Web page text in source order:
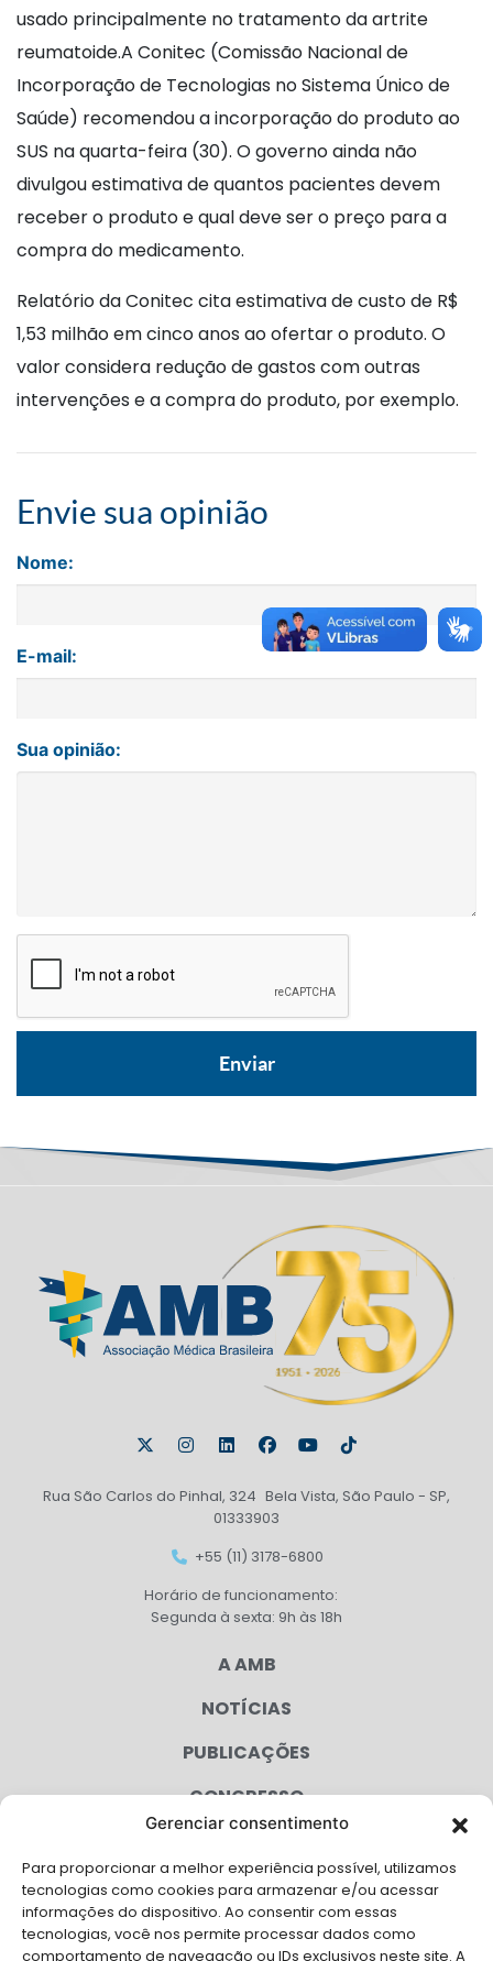
Gerenciar consentimento
Para proporcionar a melhor experiência possível, utilizamos
tecnologias como cookies para armazenar e/ou acessar
informações do dispositivo. Ao consentir com essas
tecnologias, você nos permite processar dados como
comportamento de navegação ou IDs exclusivos neste site. A
usado principalmente no tratamento da artrite
reumatoide.A Conitec (Comissão Nacional de
Incorporação de Tecnologias no Sistema Único de
Saúde) recomendou a incorporação do produto ao
SUS na quarta-feira (30). O governo ainda não
divulgou estimativa de quantos pacientes devem
receber o produto e qual deve ser o preço para a
compra do medicamento.
Relatório da Conitec cita estimativa de custo de R$
1,53 milhão em cinco anos ao ofertar o produto. O
valor considera redução de gastos com outras
intervenções e a compra do produto, por exemplo.
Envie sua opinião
Nome:
E-mail:
Sua opinião:
Rua São Carlos do Pinhal, 324 Bela Vista, São Paulo - SP,
01333903
+55 (11) 3178-6800
Horário de funcionamento:
Segunda à sexta: 9h às 18h
A AMB
NOTÍCIAS
PUBLICAÇÕES
CONGRESSO
CAMPANHAS
SERVIÇOS